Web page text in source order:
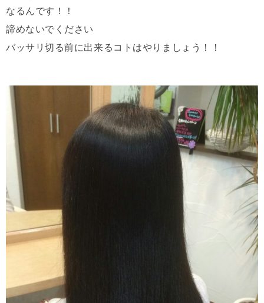
なるんです！！
諦めないでください
バッサリ切る前に出来るコトはやりましょう！！